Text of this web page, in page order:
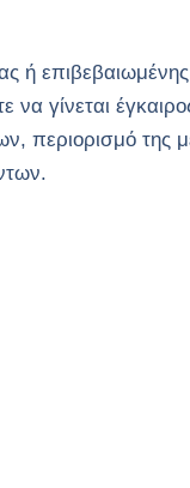
ή
γίνεται
περιορισμό της